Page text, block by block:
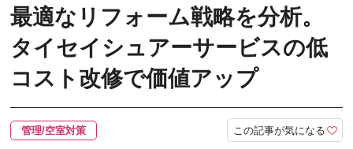
最適なリフォーム戦略を分析。
タイセイシュアーサービスの低
コスト改修で価値アップ
管理/空室対策 この記事が気になる